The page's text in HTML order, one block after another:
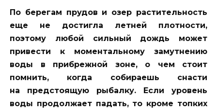
По берегам прудов и озер растительность
еще не достигла летней плотности,
поэтому любой сильный дождь может
привести к моментальному замутнению
воды в прибрежной зоне, о чем стоит
помнить, когда собираешь снасти
на предстоящую рыбалку. Если уровень
воды продолжает падать, то кроме топких